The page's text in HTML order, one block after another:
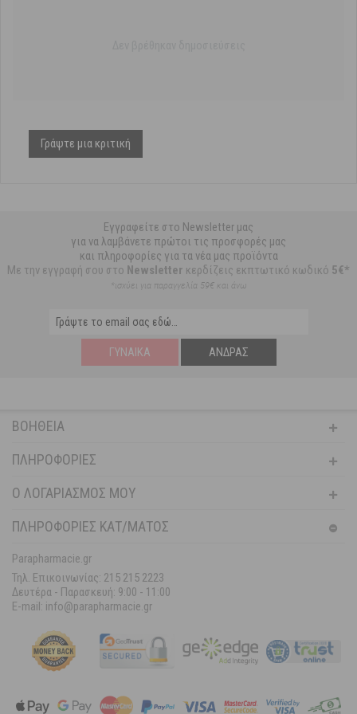
Γράψτε μια κριτική
Εγγραφείτε στο Newsletter μας
για να λαμβάνετε πρώτοι τις προσφορές μας
και πληροφορίες για τα νέα μας προϊόντα
Με την εγγραφή σου στο Newsletter κερδίζεις εκπτωτικό κωδικό 5€*
*ισχύει για παραγγελία 59€ και άνω
ΓΥΝΑΊΚΑ ΆΝΔΡΑΣ
ΒΟΉΘΕΙΑ
ΠΛΗΡΟΦΟΡΊΕΣ
Ο ΛΟΓΑΡΙΑΣΜΌΣ ΜΟΥ
ΠΛΗΡΟΦΟΡΙΕΣ ΚΑΤ/ΜΑΤΟΣ
Parapharmacie.gr
Τηλ. Επικοινωνίας: 215 215 2223
Δευτέρα - Παρασκευή: 9:00 - 11:00
E-mail: info@parapharmacie.gr